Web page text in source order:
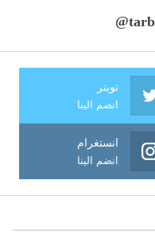
تويتر
انضم الينا
انستغرام
انضم الينا